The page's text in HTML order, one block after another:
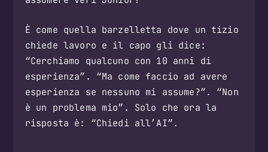
È come quella barzelletta dove un tizio
chiede lavoro e il capo gli dice:
“Cerchiamo qualcuno con 10 anni di
esperienza”. “Ma come faccio ad avere
esperienza se nessuno mi assume?”. “Non
è un problema mio”. Solo che ora la
risposta è: “Chiedi all’AI”.